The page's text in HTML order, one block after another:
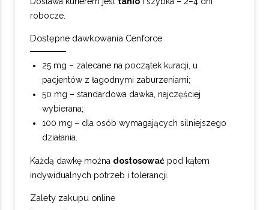
robocze.
Dostępne dawkowania Cenforce
25 mg – zalecane na początek kuracji, u
pacjentów z łagodnymi zaburzeniami;
50 mg – standardowa dawka, najczęściej
wybierana;
100 mg – dla osób wymagających silniejszego
działania.
Każdą dawkę można dostosować pod kątem
indywidualnych potrzeb i tolerancji.
Zalety zakupu online